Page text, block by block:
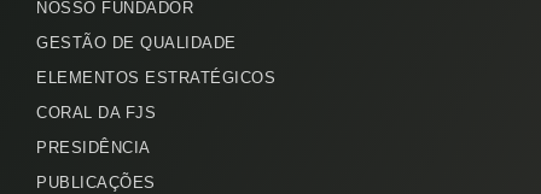
NOSSO FUNDADOR
GESTÃO DE QUALIDADE
ELEMENTOS ESTRATÉGICOS
CORAL DA FJS
PRESIDÊNCIA
PUBLICAÇÕES